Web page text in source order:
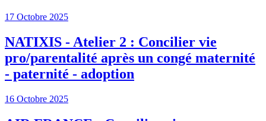
17 Octobre 2025
NATIXIS - Atelier 2 : Concilier vie
pro/parentalité après un congé maternité
- paternité - adoption
16 Octobre 2025